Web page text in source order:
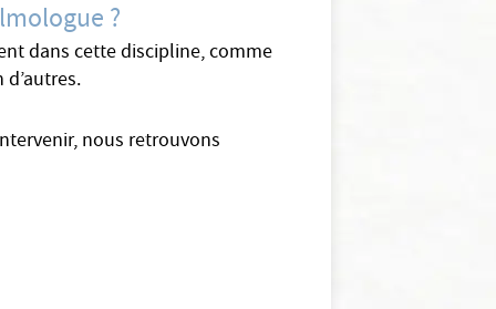
?
dans cette discipline, comme
nous retrouvons